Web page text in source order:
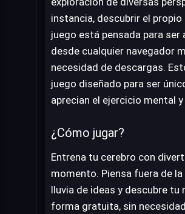
instancia, descubrir el
juego está pensada para
desde cualquier navegador
necesidad de descargas.
juego diseñado para ser
aprecian el ejercicio mental
¿Cómo jugar?
Entrena tu cerebro con
momento. Piensa fuera de
lluvia de ideas y descubre
forma gratuita, sin